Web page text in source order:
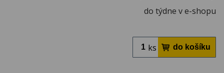
do týdne v e-shopu
ks